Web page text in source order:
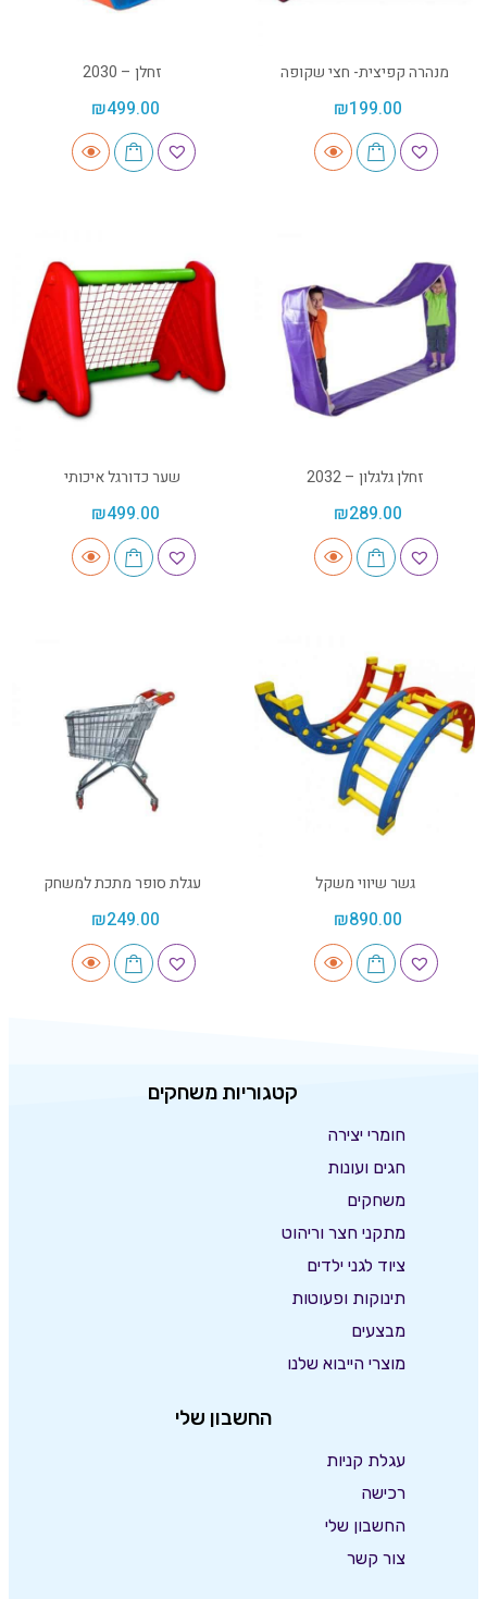
מנהרה קפיצית- חצי שקופה
₪199.00
זחלן – 2030
₪499.00
זחלן גלגלון – 2032
₪289.00
שער כדורגל איכותי
₪499.00
גשר שיווי משקל
₪890.00
עגלת סופר מתכת למשחק
₪249.00
קטגוריות משחקים
חומרי יצירה
חגים ועונות
משחקים
מתקני חצר וריהוט
ציוד לגני ילדים
תינוקות ופעוטות
מבצעים
מוצרי הייבוא שלנו
החשבון שלי
עגלת קניות
רכישה
החשבון שלי
צור קשר